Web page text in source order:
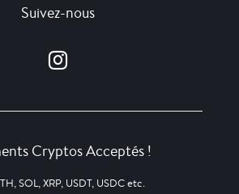
Suivez-nous
Cryptos Acceptés !
SOL, XRP, USDT, USDC etc.